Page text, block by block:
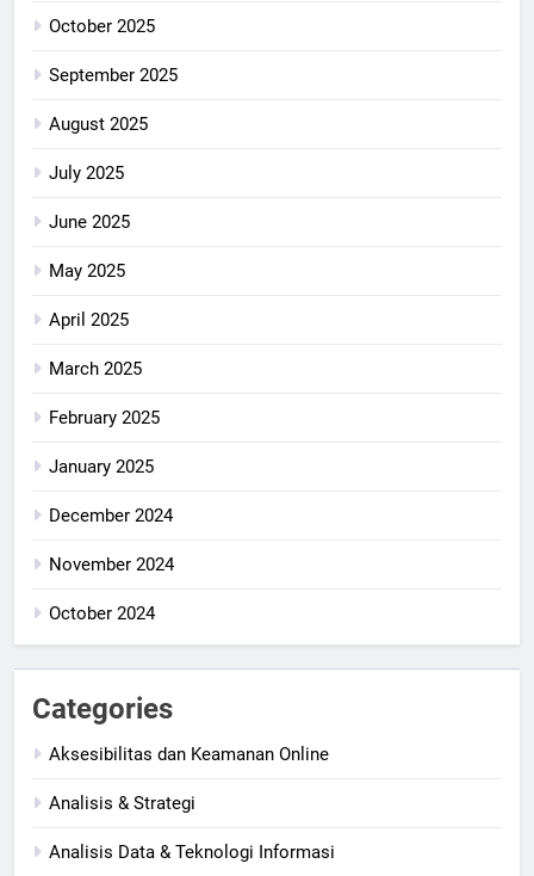
October 2025
September 2025
August 2025
July 2025
June 2025
May 2025
April 2025
March 2025
February 2025
January 2025
December 2024
November 2024
October 2024
Categories
Aksesibilitas dan Keamanan Online
Analisis & Strategi
Analisis Data & Teknologi Informasi